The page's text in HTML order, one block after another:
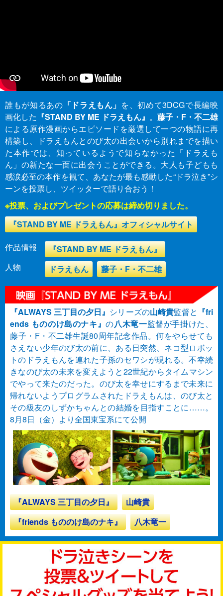
誰もが知るあの 「ドラえもん」 を、初めて3DCGで長編映
画化した 『STAND BY ME ドラえもん』 。 藤子・F・不二雄
による原作漫画からエピソードを厳選して一つの物語に再
構築し、ドラえもんとのび太の出会いから別れまでを描い
た本作では、知っているようで知らなかった「ドラえも
ん」の新たな一面に出会うことができる。大人も子どもも
感涙必至の本作を観て、あなたが最も感動した“ドラ泣き”シ
ーンを投票し、ツイッターで語り合おう！
※投票、およびプレゼントの応募は締め切りました。
『STAND BY ME ドラえもん』オフィシャルサイト
作品情報
『STAND BY ME ドラえもん』
人物
ドラえもん 藤子・F・不二雄
『ALWAYS 三丁目の夕日』 シリーズの山崎貴監督と 『fri
ends もののけ島のナキ』の八木竜一監督が手掛けた、
藤子・F・不二雄生誕80周年記念作品。何をやらせても
さえない少年のび太の前に、ある日突然、ネコ型ロボッ
トのドラえもんを連れた子孫のセワシが現れる。不幸続
きなのび太の未来を変えようと22世紀からタイムマシン
でやって来たのだった。のび太を幸せにするまで未来に
帰れないようプログラムされたドラえもんは、のび太と
その級友のしずかちゃんとの結婚を目指すことに……。
8月8日（金）より全国東宝系にて公開
『ALWAYS 三丁目の夕日』
山崎貴
『friends もののけ島のナキ』
八木竜一